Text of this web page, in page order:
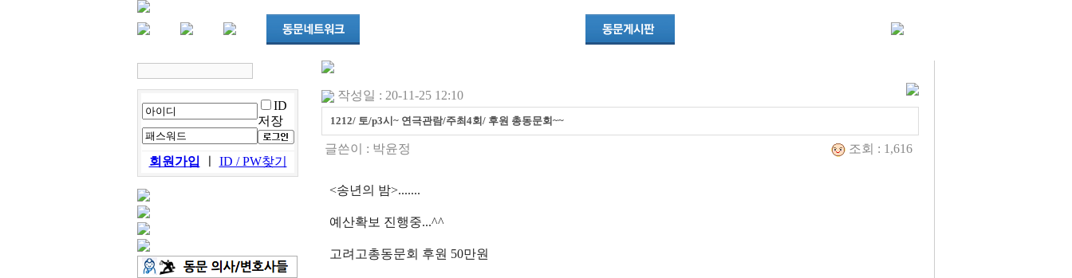
ID
저장
회원가입 ID / PW찾기
작성일 : 20-11-25 12:10
1212/ 토/p3시~ 연극관람/주최4회/ 후원 총동문회~~
글쓴이 : 박윤정 조회 : 1,616
<송년의 밤>.......
예산확보 진행중...^^
고려고총동문회 후원 50만원